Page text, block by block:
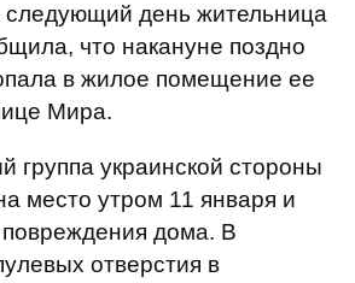
день жительница
что накануне поздно
в жилое помещение ее
Мира.
группа украинской стороны
место утром 11 января и
дома. В
отверстия в